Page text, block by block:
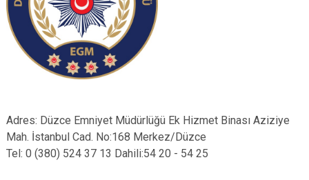
Adres: Düzce Emniyet Müdürlüğü Ek Hizmet Binası Aziziye
Mah. İstanbul Cad. No:168 Merkez/Düzce
Tel: ​0 (380) 524 37 13 Dahili:54 20 - 54 25